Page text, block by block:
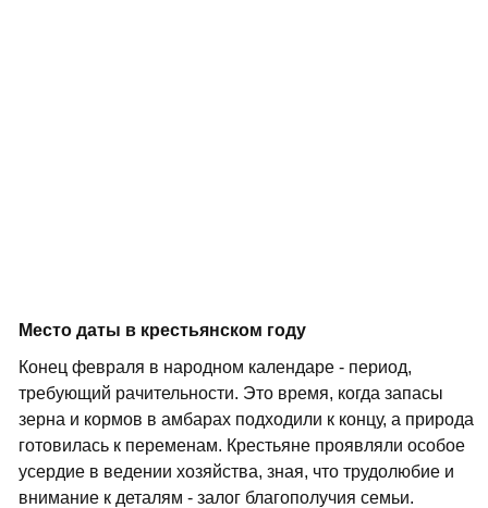
Место даты в крестьянском году
Конец февраля в народном календаре - период,
требующий рачительности. Это время, когда запасы
зерна и кормов в амбарах подходили к концу, а природа
готовилась к переменам. Крестьяне проявляли особое
усердие в ведении хозяйства, зная, что трудолюбие и
внимание к деталям - залог благополучия семьи.